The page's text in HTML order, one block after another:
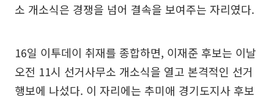
소 개소식은 경쟁을 넘어 결속을 보여주는 자리였다.
16일 이투데이 취재를 종합하면, 이재준 후보는 이날
오전 11시 선거사무소 개소식을 열고 본격적인 선거
행보에 나섰다. 이 자리에는 추미애 경기도지사 후보